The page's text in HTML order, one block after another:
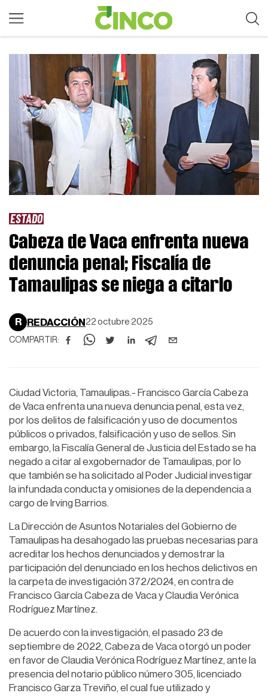
ESTADO
Cabeza de Vaca enfrenta nueva
denuncia penal; Fiscalía de
Tamaulipas se niega a citarlo
R REDACCIÓN 22 octubre 2025
COMPARTIR:
Ciudad Victoria, Tamaulipas.- Francisco García Cabeza
de Vaca enfrenta una nueva denuncia penal, esta vez,
por los delitos de falsificación y uso de documentos
públicos o privados, falsificación y uso de sellos. Sin
embargo, la Fiscalía General de Justicia del Estado se ha
negado a citar al exgobernador de Tamaulipas, por lo
que también se ha solicitado al Poder Judicial investigar
la infundada conducta y omisiones de la dependencia a
cargo de Irving Barrios.
La Dirección de Asuntos Notariales del Gobierno de
Tamaulipas ha desahogado las pruebas necesarias para
acreditar los hechos denunciados y demostrar la
participación del denunciado en los hechos delictivos en
la carpeta de investigación 372/2024, en contra de
Francisco García Cabeza de Vaca y Claudia Verónica
Rodríguez Martínez.
De acuerdo con la investigación, el pasado 23 de
septiembre de 2022, Cabeza de Vaca otorgó un poder
en favor de Claudia Verónica Rodríguez Martínez, ante la
presencia del notario público número 305, licenciado
Francisco Garza Treviño, el cual fue utilizado y